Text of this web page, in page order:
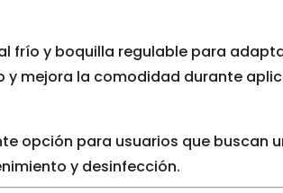
frío y boquilla regulable para
y mejora la comodidad durante
opción para usuarios que buscan
y desinfección.